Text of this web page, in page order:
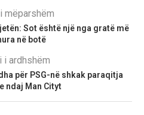
mëparshëm
Sot është një nga gratë më
në botë
i ardhshëm
për PSG-në shkak paraqitja
ndaj Man Cityt